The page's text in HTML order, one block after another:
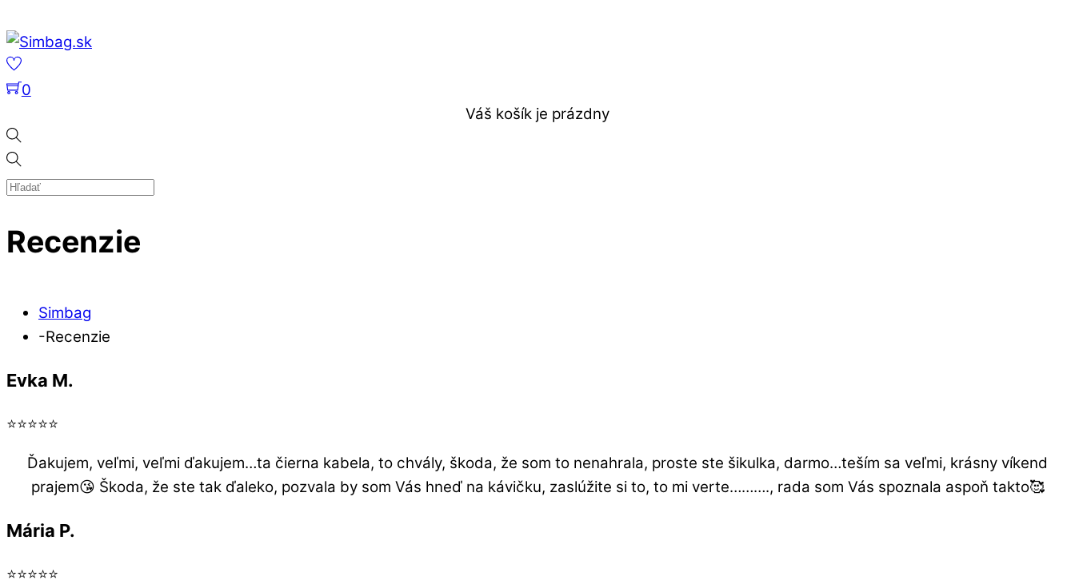
to
content
Menu
0
Váš košík je prázdny
Recenzie
Simbag
-Recenzie
Evka M.
⭐⭐⭐⭐⭐
Ďakujem, veľmi, veľmi ďakujem…ta čierna kabela, to chvály, škoda, že som to nenahrala, proste ste šikulka, darmo…teším sa veľmi, krásny víkend
prajem😘 Škoda, že ste tak ďaleko, pozvala by som Vás hneď na kávičku, zaslúžite si to, to mi verte………., rada som Vás spoznala aspoň takto🥰
Mária P.
⭐⭐⭐⭐⭐